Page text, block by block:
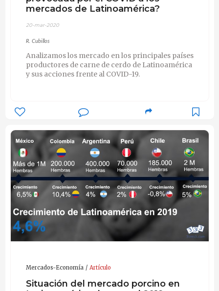
mercados de Latinoamérica?
20-mar-2020
R. Cubillos
Analizamos los mercado en los principales países
productores de carne de cerdo de Latinoamérica
y sus acciones frente al COVID-19.
Mercados-Economía Artículo
Situación del mercado porcino en